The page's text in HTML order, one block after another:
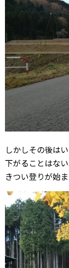
しかしその後は
下がることはない
きつい登りが始